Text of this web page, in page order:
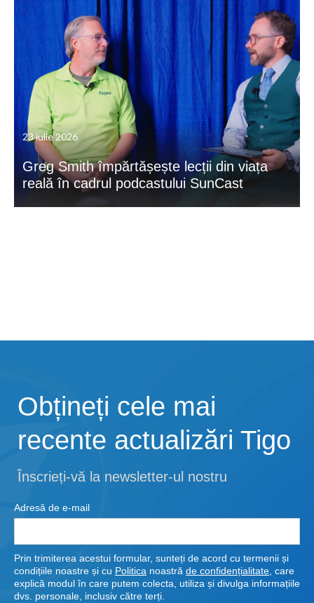
23 iulie 2026
Greg Smith împărtășește lecții din viața
reală în cadrul podcastului SunCast
Obțineți cele mai
recente actualizări Tigo
Înscrieți-vă la newsletter-ul nostru
Adresă de e-mail
Prin trimiterea acestui formular, sunteți de acord cu termenii și
condițiile noastre și cu Politica noastră de confidențialitate, care
explică modul în care putem colecta, utiliza și divulga informațiile
dvs. personale, inclusiv către terți.